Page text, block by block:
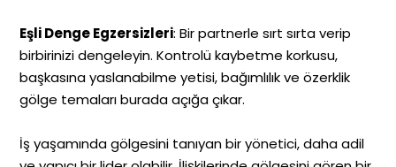
Eşli Denge Egzersizleri: Bir partnerle sırt sırta verip
birbirinizi dengeleyin. Kontrolü kaybetme korkusu,
başkasına yaslanabilme yetisi, bağımlılık ve özerklik
gölge temaları burada açığa çıkar.
İş yaşamında gölgesini tanıyan bir yönetici, daha adil